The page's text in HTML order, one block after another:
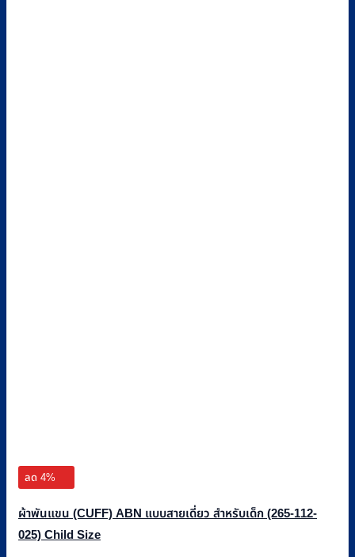
ลด 4%
ผ้าพันแขน (CUFF) ABN แบบสายเดี่ยว สำหรับเด็ก (265-112-
025) Child Size